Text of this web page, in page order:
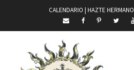
CALENDARIO | HAZTE HERMANO